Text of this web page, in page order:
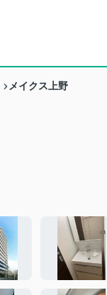
メイクス上野